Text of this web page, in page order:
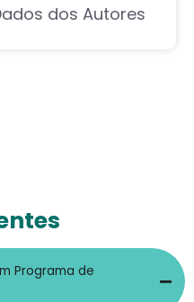
dos Autores
Programa de